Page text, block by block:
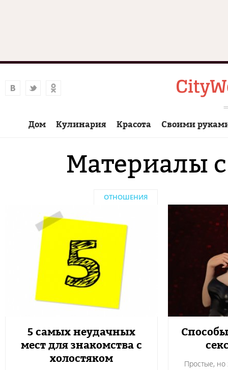
Дом Кулинария Красота Своими
Материалы
ОТНОШЕНИЯ
5 самых неудачных
мест для знакомства с
холостяком
Простые, но